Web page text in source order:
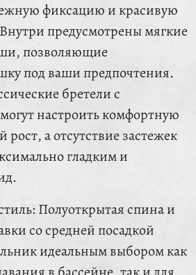
фиксацию и красивую
предусмотрены мягкие
позволяющие
под ваши предпочтения.
бретели с
настроить комфортную
а отсутствие застежек
гладким и
Полуоткрытая спина и
со средней посадкой
идеальным выбором как